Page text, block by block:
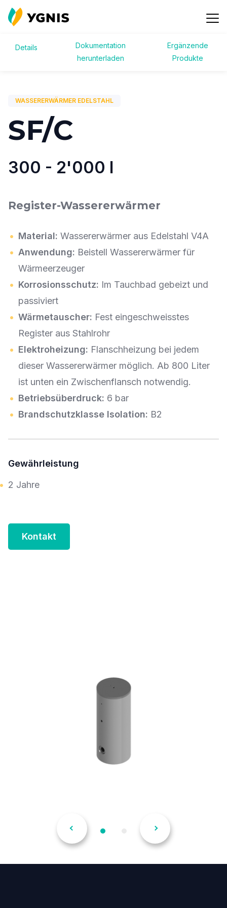
Details
Dokumentation
herunterladen
Ergänzende
Produkte
Zurück zu Produkte Kontakt
WASSERERWÄRMER EDELSTAHL
SF/C
300 - 2'000 l
Register-Wassererwärmer
Material: Wassererwärmer aus Edelstahl V4A
Anwendung: Beistell Wassererwärmer für
Wärmeerzeuger
Korrosionsschutz: Im Tauchbad gebeizt und
passiviert
Wärmetauscher: Fest eingeschweisstes
Register aus Stahlrohr
Elektroheizung: Flanschheizung bei jedem
dieser Wassererwärmer möglich. Ab 800 Liter
ist unten ein Zwischenflansch notwendig.
Betriebsüberdruck: 6 bar
Brandschutzklasse Isolation: B2
Gewährleistung
2 Jahre
Kontakt